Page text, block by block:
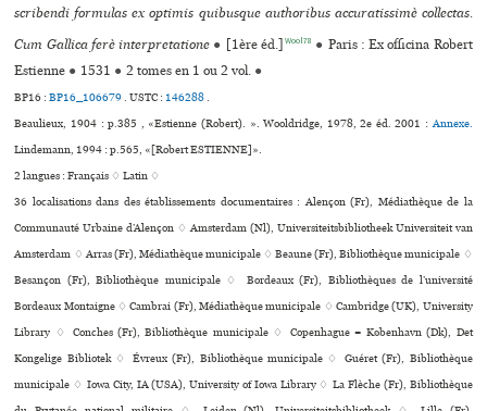
scribendi formulas ex optimis quibusque authoribus accuratissimè collectas.
Cum Gallica ferè interpretatione ● [1ère éd.] Wool78 ● Paris : Ex officina Robert
Estienne ● 1531 ● 2 tomes en 1 ou 2 vol. ●
BP16 :BP16_106679.USTC : 146288.
Beaulieux, 1904 : p.385 , «Estienne (Robert). ». Wooldridge, 1978, 2e éd. 2001 :Annexe.
Lindemann, 1994 : p.565, «[Robert ESTIENNE]».
2 langues :Français ♢Latin ♢
36 localisations dans des établissements documentaires : Alençon (Fr), Médiathèque de la
Communauté Urbaine d’Alençon ♢ Amsterdam (Nl), Universiteitsbibliotheek Universiteit van
Amsterdam ♢ Arras (Fr), Médiathèque muni­ci­pale ♢ Beaune (Fr), Bibliothèque muni­ci­pale ♢
Besançon (Fr), Bibliothèque muni­ci­pale ♢ Bordeaux (Fr), Bibliothèques de l’université
Bordeaux Montaigne ♢ Cambrai (Fr), Médiathèque muni­ci­pale ♢ Cambridge (UK), University
Library ♢ Conches (Fr), Bibliothèque muni­ci­pale ♢ Copenhague = København (Dk), Det
Kongelige Bibliotek ♢ Évreux (Fr), Bibliothèque muni­ci­pale ♢ Guéret (Fr), Bibliothèque
muni­ci­pale ♢ Iowa City, IA (USA), University of Iowa Library ♢ La Flèche (Fr), Bibliothèque